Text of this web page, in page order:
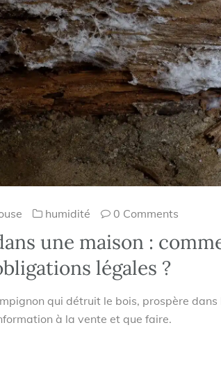
humidité 0 Comments
une maison :
légales ?
qui détruit le bois, prospère
à la vente et que faire.